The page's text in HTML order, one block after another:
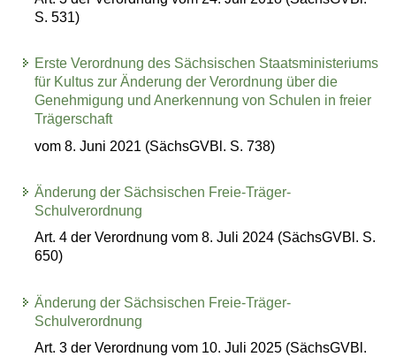
S. 531)
Erste Verordnung des Sächsischen Staatsministeriums
für Kultus zur Änderung der Verordnung über die
Genehmigung und Anerkennung von Schulen in freier
Trägerschaft
vom 8. Juni 2021 (SächsGVBl. S. 738)
Änderung der Sächsischen Freie-Träger-
Schulverordnung
Art. 4 der Verordnung vom 8. Juli 2024 (SächsGVBl. S.
650)
Änderung der Sächsischen Freie-Träger-
Schulverordnung
Art. 3 der Verordnung vom 10. Juli 2025 (SächsGVBl.